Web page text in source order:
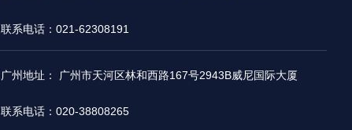
联系电话：021-62308191
广州地址： 广州市天河区林和西路167号2943B威尼国际大厦
联系电话：020-38808265